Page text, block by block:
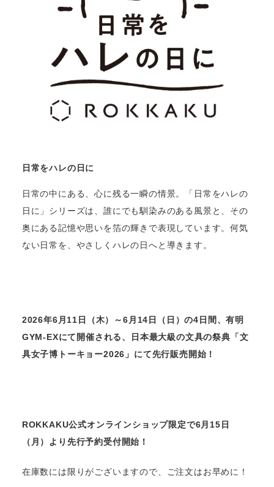
日常をハレの日に
日常の中にある、心に残る一瞬の情景。「日常をハレの
日に」シリーズは、誰にでも馴染みのある風景と、その
奥にある記憶や思いを箔の輝きで表現しています。何気
ない日常を、やさしくハレの日へと導きます。
2026年6月11日（木）～6月14日（日）の4日間、有明
GYM-EXにて開催される、日本最大級の文具の祭典「文
具女子博トーキョー2026」にて先行販売開始！
ROKKAKU公式オンラインショップ限定で6月15日
（月）より先行予約受付開始！
在庫数には限りがございますので、ご注文はお早めに！